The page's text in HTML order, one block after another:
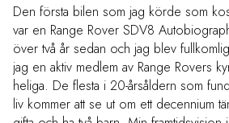
Den första bilen som jag körde som
var en Range Rover SDV8
över två år sedan och jag blev
jag en aktiv medlem av Range Rovers
heliga. De flesta i 20-årsåldern som
liv kommer att se ut om ett decennium